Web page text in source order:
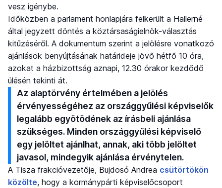
vesz igénybe.
Időközben a parlament honlapjára felkerült a Hallerné
által jegyzett döntés a köztársaságielnök-választás
kitűzéséről. A dokumentum szerint a jelölésre vonatkozó
ajánlások benyújtásának határideje jövő hétfő 10 óra,
azokat a házbizottság aznapi, 12.30 órakor kezdődő
ülésén tekinti át.
Az alaptörvény értelmében a jelölés
érvényességéhez az országgyűlési képviselők
legalább egyötödének az írásbeli ajánlása
szükséges. Minden országgyűlési képviselő
egy jelöltet ajánlhat, annak, aki több jelöltet
javasol, mindegyik ajánlása érvénytelen.
A Tisza frakcióvezetője, Bujdosó Andrea csütörtökön
közölte, hogy a kormánypárti képviselőcsoport